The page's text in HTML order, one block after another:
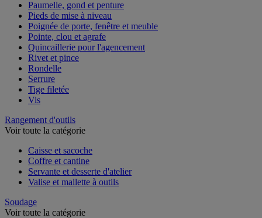
Paumelle, gond et penture
Pieds de mise à niveau
Poignée de porte, fenêtre et meuble
Pointe, clou et agrafe
Quincaillerie pour l'agencement
Rivet et pince
Rondelle
Serrure
Tige filetée
Vis
Rangement d'outils
Voir toute la catégorie
Caisse et sacoche
Coffre et cantine
Servante et desserte d'atelier
Valise et mallette à outils
Soudage
Voir toute la catégorie